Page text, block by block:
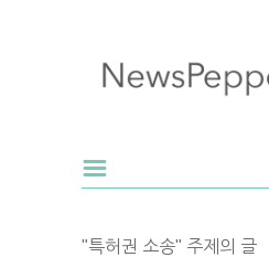
"특허권 소송" 주제의 글